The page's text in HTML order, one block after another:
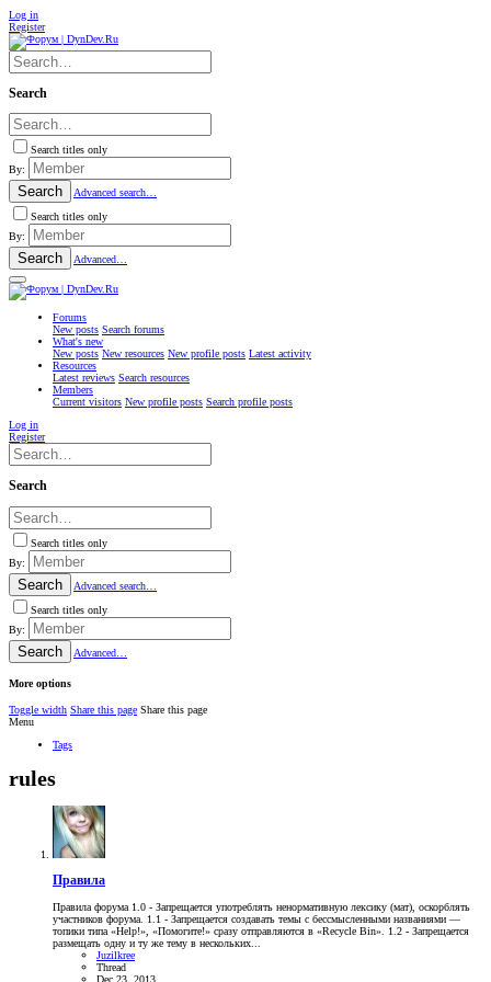
Log in
Register
Search
Search titles only
By:
Search
Advanced search…
Search titles only
By:
Search Advanced…
Forums
New posts Search forums
What's new
New posts New resources New profile posts Latest activity
Resources
Latest reviews Search resources
Members
Current visitors New profile posts Search profile posts
Log in
Register
Search
Search titles only
By:
Search
Advanced search…
Search titles only
By:
Search Advanced…
More options
Toggle width Share this page Share this page
Menu
Tags
rules
Правила
Правила форума 1.0 - Запрещается употреблять ненормативную лексику (мат), оскорблять
участников форума. 1.1 - Запрещается создавать темы с бессмысленными названиями —
топики типа «Help!», «Помогите!» сразу отправляются в «Recycle Bin». 1.2 - Запрещается
размещать одну и ту же тему в нескольких...
Juzilkree
Thread
Dec 23, 2013